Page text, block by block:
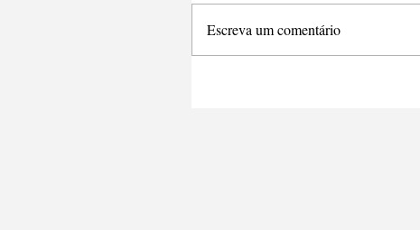
Escreva um comentário